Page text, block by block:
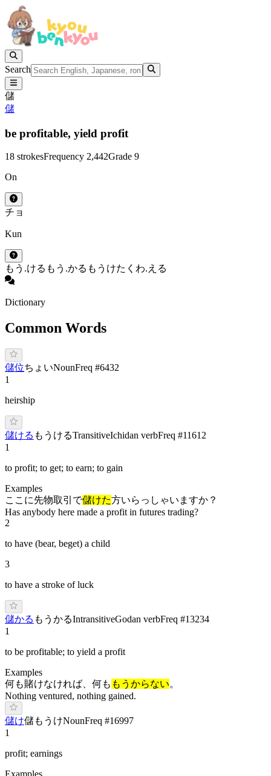
Search
儲
儲
be profitable, yield profit
18 strokesFrequency 2,442Grade 9
On
チョ
Kun
もう.ける もう.かる もうけたくわ.える
Dictionary
Common Words
儲位ち ょいNounFreq #6432
1
heirship
儲ける も うけるTransitiveIchidan verbFreq #11612
1
to profit; to get; to earn; to gain
Examples
ここに先物取引で儲けた方いらっしゃいますか？
Has anybody here made a profit in futures trading?
2
to have (bear, beget) a child
3
to have a stroke of luck
儲かる も うかるIntransitiveGodan verbFreq #13234
1
to be profitable; to yield a profit
Examples
何も賭けなければ、何も もうからない。
Nothing ventured, nothing gained.
儲け儲も うけNounFreq #16997
1
profit; earnings